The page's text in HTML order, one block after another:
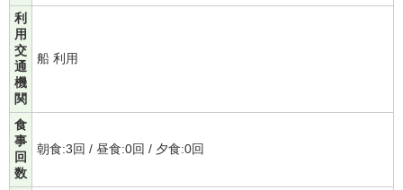
利
用
交
通
機
関
船 利用
食
事
回
数
朝食:3回 / 昼食:0回 / 夕食:0回